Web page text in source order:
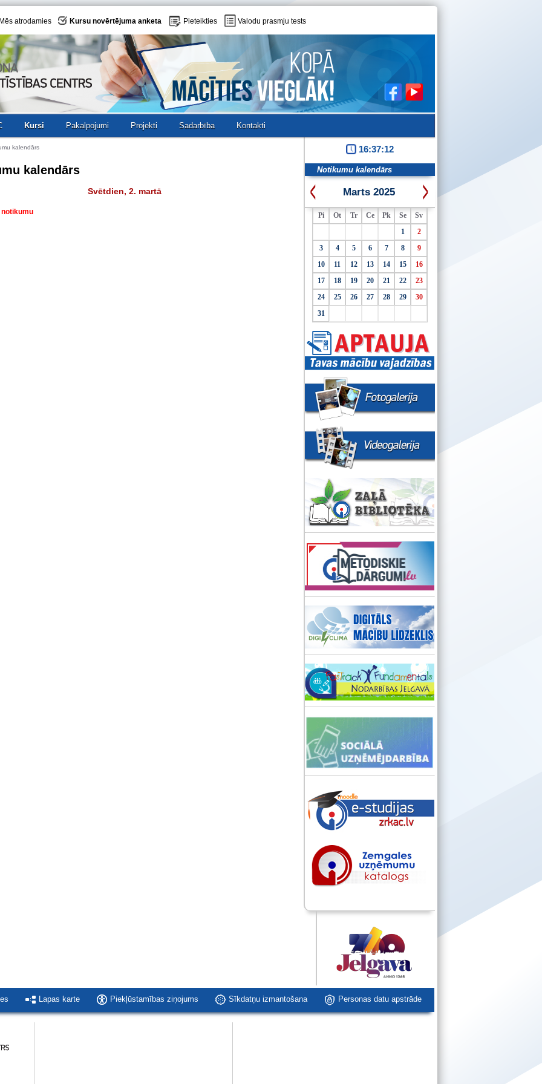
Mēs atrodamies Kursu novērtējuma anketa Pieteikties Valodu prasmju tests
Kursi Pakalpojumi Projekti Sadarbība Kontakti
kalendārs
kalendārs
Svētdien, 2. martā
16:37:12
Notikumu kalendārs
Marts 2025
Pi Ot Tr Ce Pk Se
Sv
1
2
3
4 5 6 7 8
9
10
11 12 13 14 15
16
17
18 19 20 21 22
23
24
25 26 27 28 29
30
31
Lapas karte Piekļūstamības ziņojums Sīkdatņu izmantošana Personas datu apstrāde